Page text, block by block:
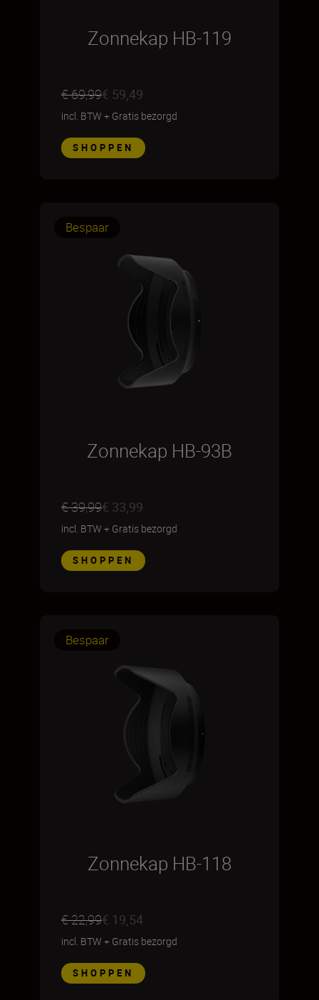
Zonnekap HB-119
€ 69,99€ 59,49
incl. BTW + Gratis bezorgd
SHOPPEN
Bespaar
Zonnekap HB-93B
€ 39,99€ 33,99
incl. BTW + Gratis bezorgd
SHOPPEN
Bespaar
Zonnekap HB-118
€ 22,99€ 19,54
incl. BTW + Gratis bezorgd
SHOPPEN